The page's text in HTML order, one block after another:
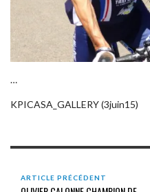
…
KPICASA_GALLERY (3juin15)
ARTICLE PRÉCÉDENT